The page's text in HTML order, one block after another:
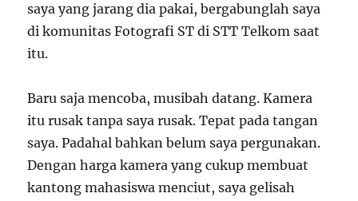
saya yang jarang dia pakai, bergabunglah saya
di komunitas Fotografi ST di STT Telkom saat
itu.
Baru saja mencoba, musibah datang. Kamera
itu rusak tanpa saya rusak. Tepat pada tangan
saya. Padahal bahkan belum saya pergunakan.
Dengan harga kamera yang cukup membuat
kantong mahasiswa menciut, saya gelisah